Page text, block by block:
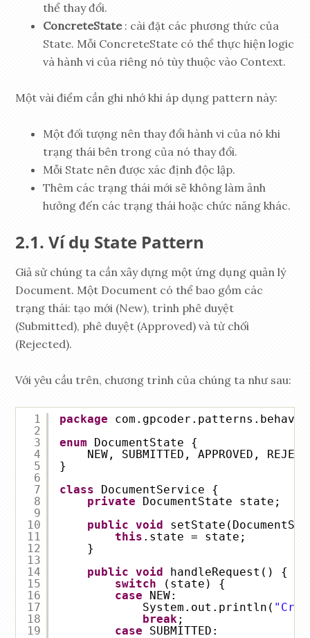
thể thay đổi.
ConcreteState: cài đặt các phương thức của
State. Mỗi ConcreteState có thể thực hiện logic
và hành vi của riêng nó tùy thuộc vào Context.
Một vài điểm cần ghi nhớ khi áp dụng pattern này:
Một đối tượng nên thay đổi hành vi của nó khi
trạng thái bên trong của nó thay đổi.
Mỗi State nên được xác định độc lập.
Thêm các trạng thái mới sẽ không làm ảnh
hưởng đến các trạng thái hoặc chức năng khác.
Ví dụ State Pattern
Giả sử chúng ta cần xây dựng một ứng dụng quản lý
Document. Một Document có thể bao gồm các
trạng thái: tạo mới (New), trình phê duyệt
(Submitted), phê duyệt (Approved) và từ chối
(Rejected).
Với yêu cầu trên, chương trình của chúng ta như sau:
1
2
3
4
5
6
7
8
9
10
11
12
13
14
15
16
17
18
19
package
enum
DocumentState {
NEW, SUBMITTED, APPROVED,
}
class
DocumentService {
private
DocumentState state;
public void
this .state = state;
}
public void
handleRequest() {
switch
(state) {
case
NEW:
System.out.println(
break;
case
SUBMITTED: